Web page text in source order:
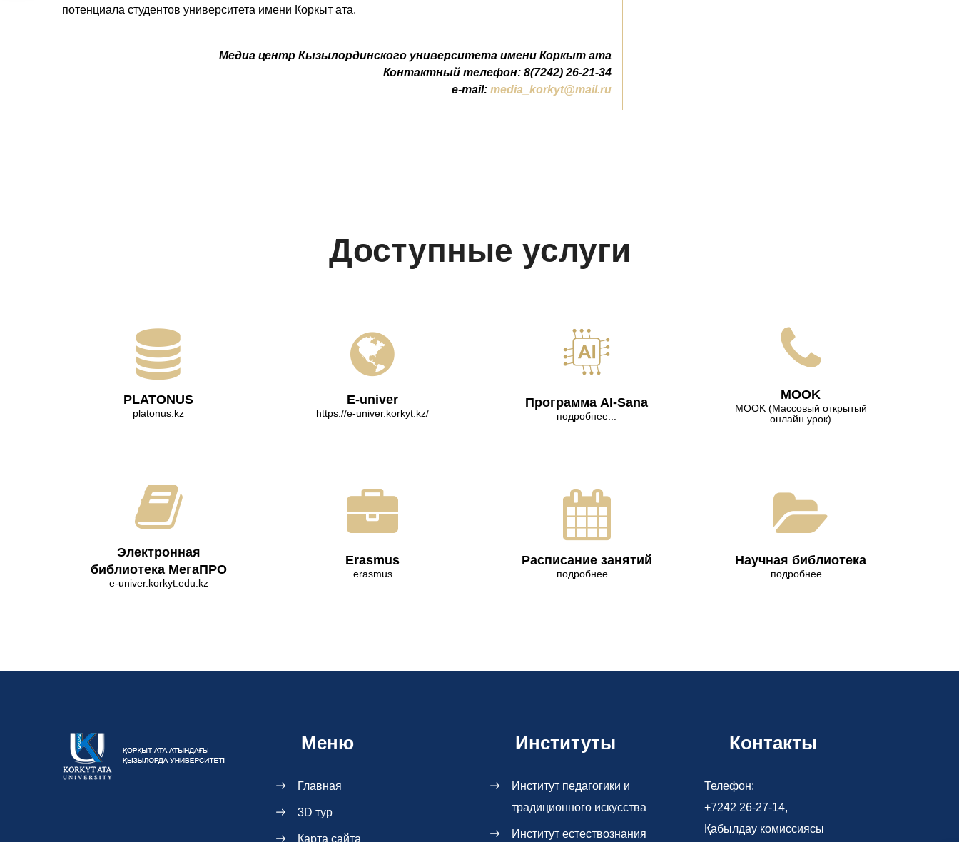
потенциала студентов университета имени Коркыт ата.
Медиа центр Кызылординского университета имени Коркыт ата
Контактный телефон: 8(7242) 26-21-34
e-mail: media_korkyt@mail.ru
Доступные услуги
PLATONUS
platonus.kz
E-univer
https://e-univer.korkyt.kz/
Программа AI-Sana
подробнее...
МООK
МООK (Массовый открытый
онлайн урок)
Электронная
библиотека МегаПРО
e-univer.korkyt.edu.kz
Erasmus
erasmus
Расписание занятий
подробнее...
Научная библиотека
подробнее...
Меню
Главная
3D тур
Карта сайта
Институты
Институт педагогики и
традиционного искусства
Институт естествознания
Контакты
Телефон:
+7242 26-27-14,
Қабылдау комиссиясы